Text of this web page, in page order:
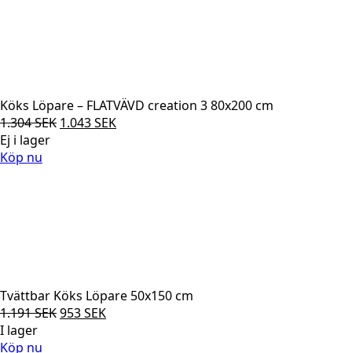
Köks Löpare – FLATVÄVD creation 3 80x200 cm
1.304SEK Det
1.043SEKDet
Ej i lager
Köp nu
Tvättbar Köks Löpare 50x150 cm
1.191SEKDet
953SEKDet
I lager
Köp nu